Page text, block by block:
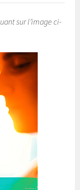
sur l’image ci-